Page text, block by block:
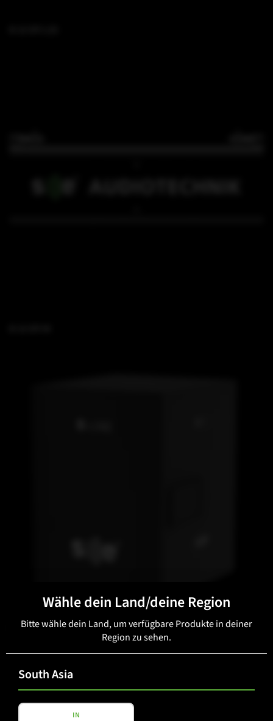
B 15 TC
Wähle dein Land/deine Region
Bitte wähle dein Land, um verfügbare Produkte in deiner
Region zu sehen.
South Asia
IN